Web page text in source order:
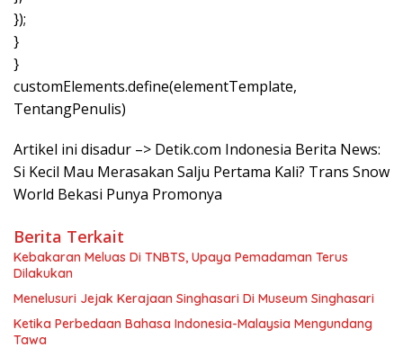
});
}
}
customElements.define(elementTemplate,
TentangPenulis)
Artikel ini disadur –> Detik.com Indonesia Berita News:
Si Kecil Mau Merasakan Salju Pertama Kali? Trans Snow
World Bekasi Punya Promonya
Berita Terkait
Kebakaran Meluas Di TNBTS, Upaya Pemadaman Terus
Dilakukan
Menelusuri Jejak Kerajaan Singhasari Di Museum Singhasari
Ketika Perbedaan Bahasa Indonesia-Malaysia Mengundang
Tawa